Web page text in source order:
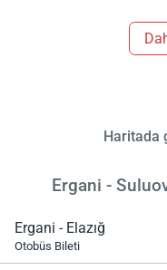
Haritada
Ergani -
Ergani - Elazığ
Otobüs Bileti